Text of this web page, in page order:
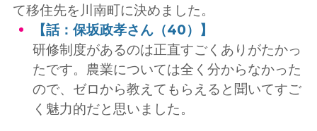
て移住先を川南町に決めました。
【話：保坂政孝さん（40）】
研修制度があるのは正直すごくありがたかっ
たです。農業については全く分からなかった
ので、ゼロから教えてもらえると聞いてすご
く魅力的だと思いました。